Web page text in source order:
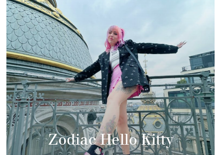
Zodiac Hello Kitty